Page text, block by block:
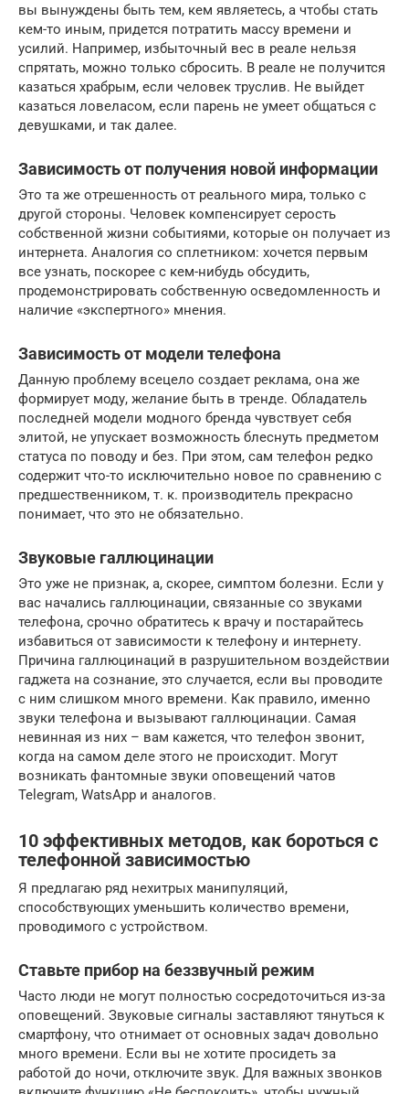
вы вынуждены быть тем, кем являетесь, а чтобы стать
кем-то иным, придется потратить массу времени и
усилий. Например, избыточный вес в реале нельзя
спрятать, можно только сбросить. В реале не получится
казаться храбрым, если человек труслив. Не выйдет
казаться ловеласом, если парень не умеет общаться с
девушками, и так далее.
Зависимость от получения новой информации
Это та же отрешенность от реального мира, только с
другой стороны. Человек компенсирует серость
собственной жизни событиями, которые он получает из
интернета. Аналогия со сплетником: хочется первым
все узнать, поскорее с кем-нибудь обсудить,
продемонстрировать собственную осведомленность и
наличие «экспертного» мнения.
Зависимость от модели телефона
Данную проблему всецело создает реклама, она же
формирует моду, желание быть в тренде. Обладатель
последней модели модного бренда чувствует себя
элитой, не упускает возможность блеснуть предметом
статуса по поводу и без. При этом, сам телефон редко
содержит что-то исключительно новое по сравнению с
предшественником, т. к. производитель прекрасно
понимает, что это не обязательно.
Звуковые галлюцинации
Это уже не признак, а, скорее, симптом болезни. Если у
вас начались галлюцинации, связанные со звуками
телефона, срочно обратитесь к врачу и постарайтесь
избавиться от зависимости к телефону и интернету.
Причина галлюцинаций в разрушительном воздействии
гаджета на сознание, это случается, если вы проводите
с ним слишком много времени. Как правило, именно
звуки телефона и вызывают галлюцинации. Самая
невинная из них – вам кажется, что телефон звонит,
когда на самом деле этого не происходит. Могут
возникать фантомные звуки оповещений чатов
Telegram, WatsApp и аналогов.
10 эффективных методов, как бороться с
телефонной зависимостью
Я предлагаю ряд нехитрых манипуляций,
способствующих уменьшить количество времени,
проводимого с устройством.
Ставьте прибор на беззвучный режим
Часто люди не могут полностью сосредоточиться из-за
оповещений. Звуковые сигналы заставляют тянуться к
смартфону, что отнимает от основных задач довольно
много времени. Если вы не хотите просидеть за
работой до ночи, отключите звук. Для важных звонков